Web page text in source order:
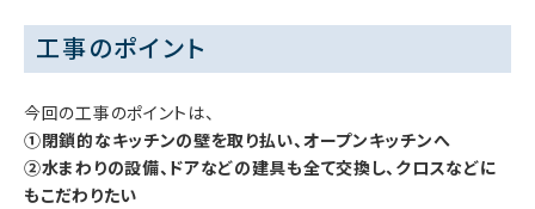
工事のポイント
今回の工事のポイントは、
①閉鎖的なキッチンの壁を取り払い、オープンキッチンへ
②水まわりの設備、ドアなどの建具も全て交換し、クロスなどに
もこだわりたい